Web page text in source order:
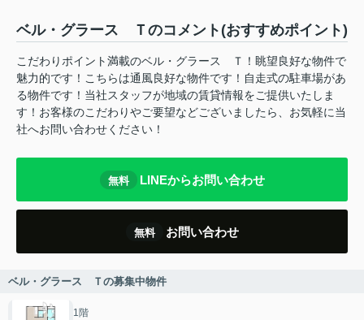
ベル・グラース Ｔのコメント(おすすめポイント)
こだわりポイント満載のベル・グラース Ｔ！眺望良好な物件で
魅力的です！こちらは通風良好な物件です！自走式の駐車場があ
る物件です！当社スタッフが地域の賃貸情報をご提供いたしま
す！お客様のこだわりやご要望などございましたら、お気軽に当
社へお問い合わせください！
無料 LINEからお問い合わせ
無料 お問い合わせ
ベル・グラース Ｔの募集中物件
1階